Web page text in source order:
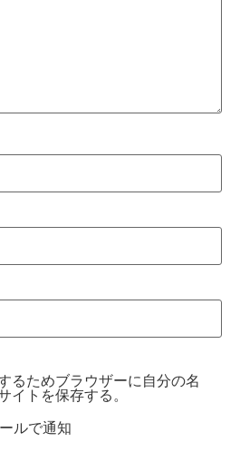
るためブラウザーに自分の名
イトを保存する。
ルで通知